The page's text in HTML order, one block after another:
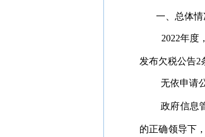
一、总体情
2022年度
发布欠税公告2
无依申请
政府信息
的正确领导下